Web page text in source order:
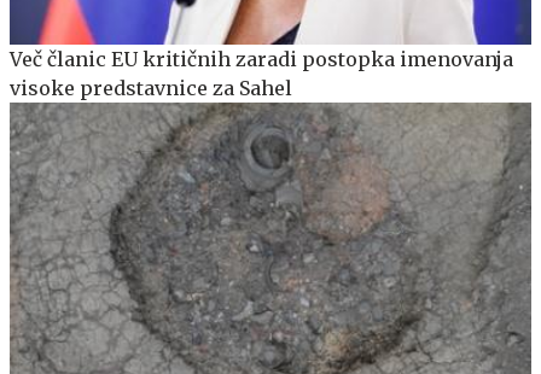
Več članic EU kritičnih zaradi postopka imenovanja
visoke predstavnice za Sahel